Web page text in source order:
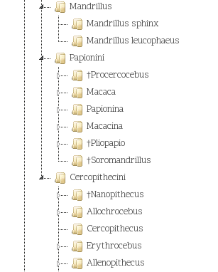
Mandrillus
Mandrillus sphinx
Mandrillus leucophaeus
Papionini
†Procercocebus
Macaca
Papionina
Macacina
†Pliopapio
†Soromandrillus
Cercopithecini
†Nanopithecus
Allochrocebus
Cercopithecus
Erythrocebus
Allenopithecus